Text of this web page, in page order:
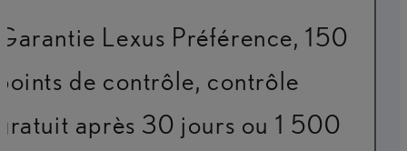
Lexus Préférence, 150
de contrôle, contrôle
après 30 jours ou 1 500